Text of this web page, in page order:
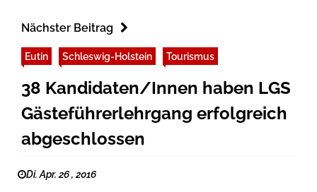
Nächster Beitrag
Eutin Schleswig-Holstein Tourismus
38 Kandidaten/Innen haben LGS
Gästeführerlehrgang erfolgreich
abgeschlossen
Di. Apr. 26 , 2016